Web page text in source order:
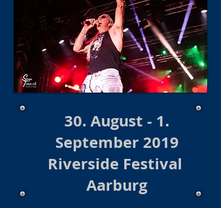
30. August - 1.
September 2019
Riverside Festival
Aarburg